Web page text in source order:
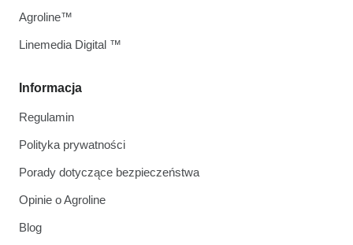
Informacja
Regulamin
Polityka prywatności
Porady dotyczące bezpieczeństwa
Opinie o Agroline
Blog
Agroline™
Linemedia Digital ™